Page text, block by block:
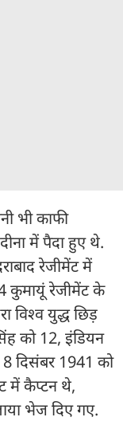
भी काफी
में पैदा हुए थे.
रेजीमेंट में
कुमायूं रेजीमेंट के
विश्व युद्ध छिड़
को 12, इंडियन
8 दिसंबर 1941 को
में कैप्टन थे,
भेज दिए गए.